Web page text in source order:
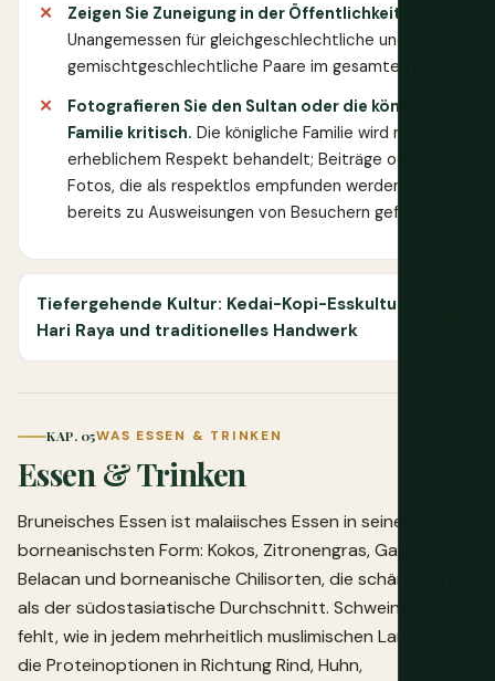
Zeigen Sie Zuneigung in der Öffentlichkeit.
Unangemessen für gleichgeschlechtliche und
gemischtgeschlechtliche Paare im gesamten Land.
Fotografieren Sie den Sultan oder die königliche
Familie kritisch. Die königliche Familie wird mit
erheblichem Respekt behandelt; Beiträge oder
Fotos, die als respektlos empfunden werden, haben
bereits zu Ausweisungen von Besuchern geführt.
Tiefergehende Kultur: Kedai-Kopi-Esskultur,
Hari Raya und traditionelles Handwerk
KAP. 05WAS ESSEN & TRINKEN
Essen & Trinken
Bruneisches Essen ist malaiisches Essen in seiner
borneanischsten Form: Kokos, Zitronengras, Galgant,
Belacan und borneanische Chilisorten, die schärfer sind
als der südostasiatische Durchschnitt. Schweinefleisch
fehlt, wie in jedem mehrheitlich muslimischen Land, was
die Proteinoptionen in Richtung Rind, Huhn,